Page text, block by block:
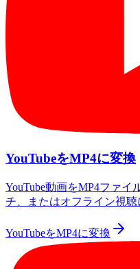
YouTubeをMP4に変換
YouTube動画をMP4ファ
チ、またはオフライン視聴
YouTubeをMP4に変換